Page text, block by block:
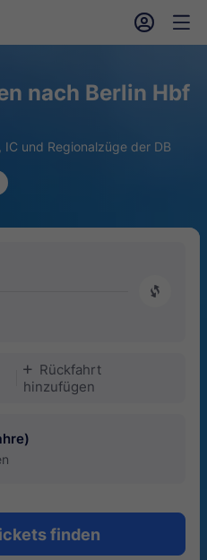
󱎓 󱒨
nach Berlin Hbf
und Regionalzüge der DB
󰿠
󱅇
Rückfahrt
hinzufügen
finden